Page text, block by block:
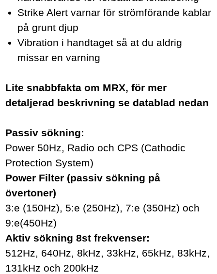
Strike Alert varnar för strömförande kablar
på grunt djup
Vibration i handtaget så at du aldrig
missar en varning
Lite snabbfakta om MRX, för mer
detaljerad beskrivning se datablad nedan
Passiv sökning:
Power 50Hz, Radio och CPS (Cathodic
Protection System)
Power Filter (passiv sökning på
övertoner)
3:e (150Hz), 5:e (250Hz), 7:e (350Hz) och
9:e(450Hz)
Aktiv sökning 8st frekvenser:
512Hz, 640Hz, 8kHz, 33kHz, 65kHz, 83kHz,
131kHz och 200kHz